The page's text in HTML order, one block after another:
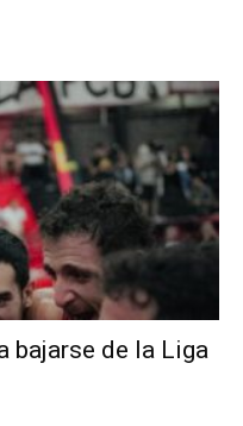
bajarse de la Liga